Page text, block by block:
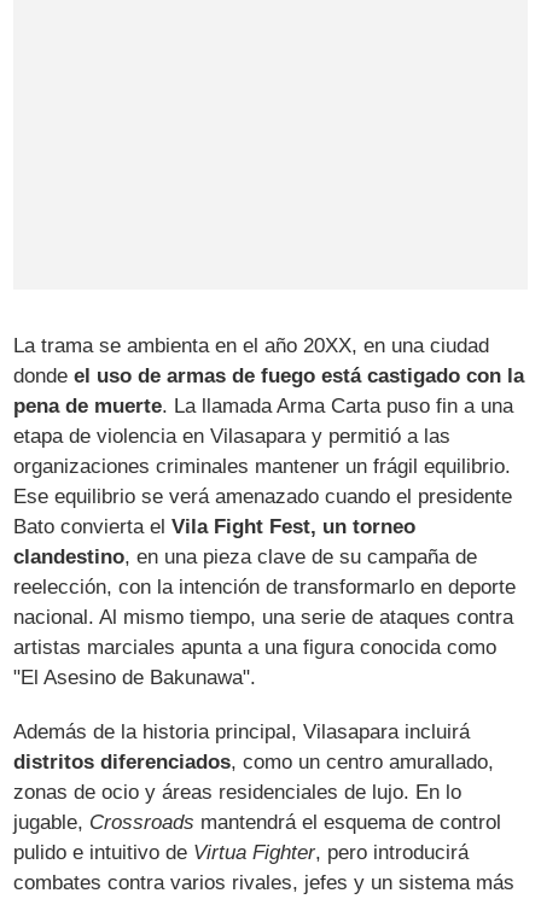
La trama se ambienta en el año 20XX, en una ciudad
dondeel uso de armas de fuego está castigado con la
pena de muerte. La llamada Arma Carta puso fin a una
etapa de violencia en Vilasapara y permitió a las
organizaciones criminales mantener un frágil equilibrio.
Ese equilibrio se verá amenazado cuando el presidente
Bato convierta elVila Fight Fest, un torneo
clandestino, en una pieza clave de su campaña de
reelección, con la intención de transformarlo en deporte
nacional. Al mismo tiempo, una serie de ataques contra
artistas marciales apunta a una figura conocida como
"El Asesino de Bakunawa".
Además de la historia principal, Vilasapara incluirá
distritos diferenciados, como un centro amurallado,
zonas de ocio y áreas residenciales de lujo. En lo
jugable, Crossroads mantendrá el esquema de control
pulido e intuitivo de Virtua Fighter, pero introducirá
combates contra varios rivales, jefes y un sistema más